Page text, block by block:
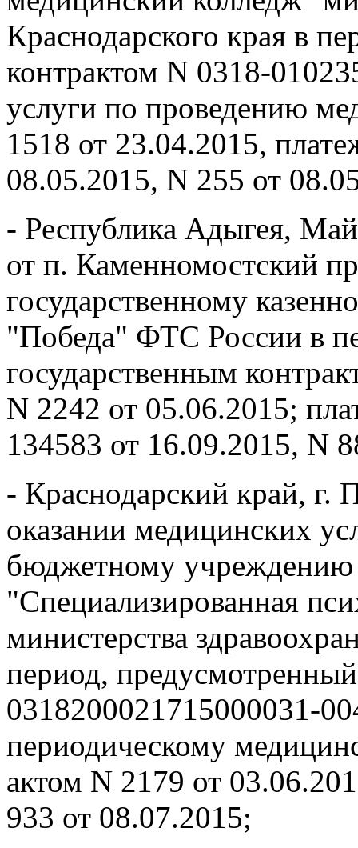
Краснодарского края в
контрактом N 0318-
услуги по проведению
1518 от 23.04.2015,
08.05.2015, N 255 от
- Республика Адыгея,
от п. Каменномостский
государственному
"Победа" ФТС России в
государственным
N 2242 от 05.06.2015;
134583 от 16.09.2015, N
- Краснодарский край, г.
оказании медицинских
бюджетному учреждению
"Специализированная
министерства
период,
0318200021715000031-
периодическому
актом N 2179 от
933 от 08.07.2015;